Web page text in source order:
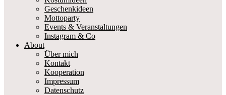
Geschenkideen
Mottoparty
Events & Veranstaltungen
Instagram & Co
About
Über mich
Kontakt
Kooperation
Impressum
Datenschutz